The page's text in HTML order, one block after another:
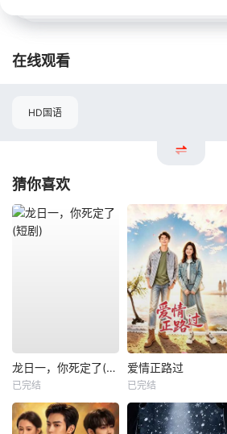
在线观看
HD国语
猜你喜欢
龙日一，你死定了(短剧)
已完结
爱情正路过
已完结